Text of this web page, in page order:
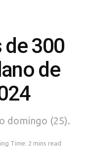
300
de
domingo (25).
Time: 2 mins read